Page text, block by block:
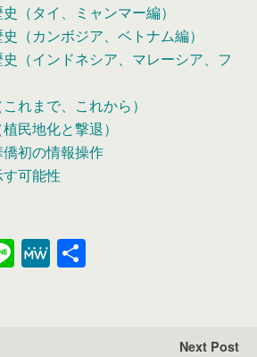
（タイ、ミャンマー編）
（カンボジア、ベトナム編）
（インドネシア、マレーシア、フ
れまで、これから）
民地化と撃退）
初の情報操作
可能性
Li M
Next Post